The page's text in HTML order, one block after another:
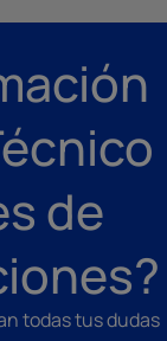
de
todas tus dudas